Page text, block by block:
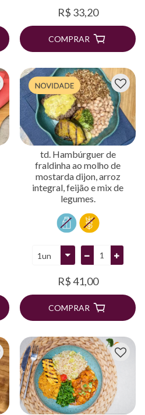
R$ 33,20
COMPRAR
td. Hambúrguer de
fraldinha ao molho de
mostarda dijon, arroz
integral, feijão e mix de
legumes.
R$ 41,00
COMPRAR